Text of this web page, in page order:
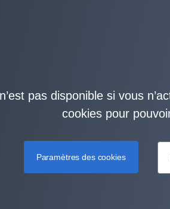
pas disponible si vous
cookies pour
Paramètres des cookies